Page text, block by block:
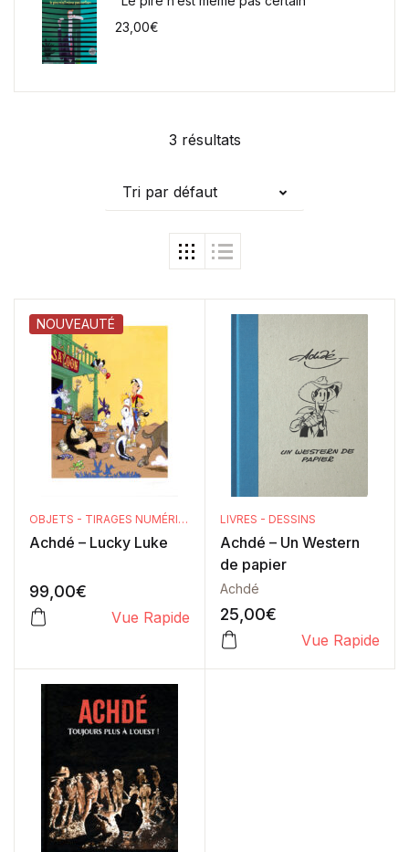
3 résultats
Tri par défaut
NOUVEAUTÉ
OBJETS - TIRAGES NUMÉRIQUES
Achdé – Lucky Luke
99,00€
Vue Rapide
LIVRES - DESSINS
Achdé – Un Western
de papier
Achdé
25,00€
Vue Rapide
23,00€